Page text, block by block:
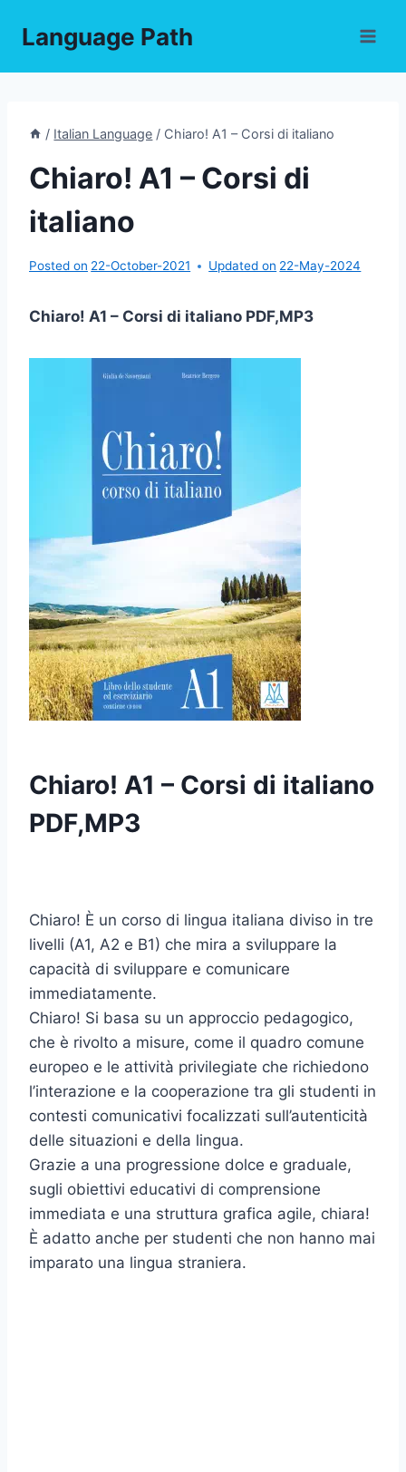
Language Path
/ Italian Language / Chiaro! A1 – Corsi di italiano
Chiaro! A1 – Corsi di
italiano
Posted on 22-October-2021 Updated on 22-May-2024
Chiaro! A1 – Corsi di italiano PDF,MP3
Chiaro! A1 – Corsi di italiano
PDF,MP3
Chiaro! È un corso di lingua italiana diviso in tre
livelli (A1, A2 e B1) che mira a sviluppare la
capacità di sviluppare e comunicare
immediatamente.
Chiaro! Si basa su un approccio pedagogico,
che è rivolto a misure, come il quadro comune
europeo e le attività privilegiate che richiedono
l’interazione e la cooperazione tra gli studenti in
contesti comunicativi focalizzati sull’autenticità
delle situazioni e della lingua.
Grazie a una progressione dolce e graduale,
sugli obiettivi educativi di comprensione
immediata e una struttura grafica agile, chiara!
È adatto anche per studenti che non hanno mai
imparato una lingua straniera.